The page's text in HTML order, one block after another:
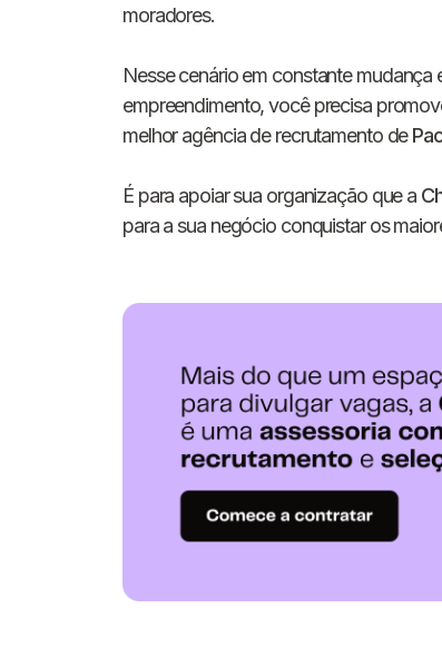
moradores.
Nesse cenário em constante
empreendimento, você precisa
melhor agência de recrutamento de
É para apoiar sua organização que a
para a sua negócio conquistar os